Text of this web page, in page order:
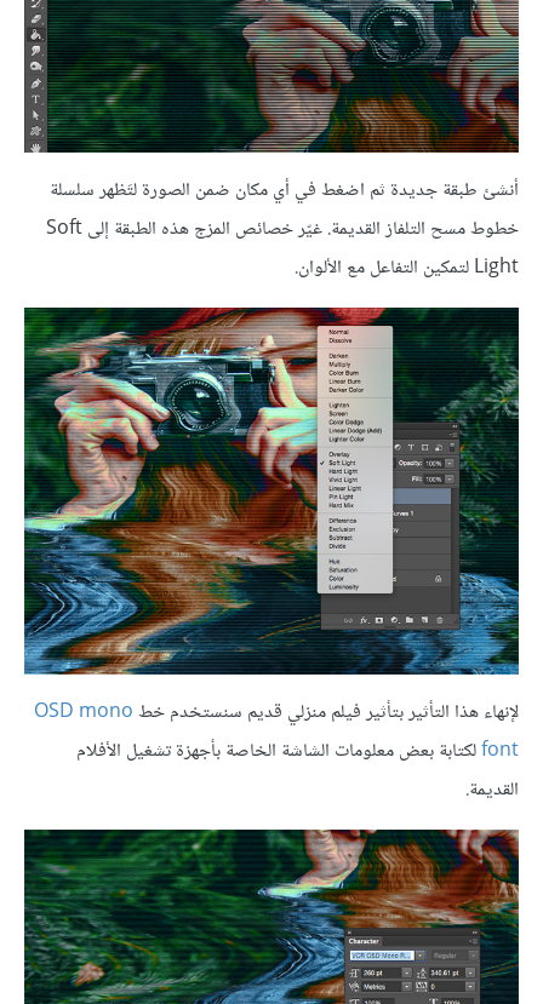
أنشئ طبقة جديدة ثم اضغط في أي مكان ضمن الصورة لتَظهر سلسلة
خطوط مسح التلفاز القديمة. غيّر خصائص المزج هذه الطبقة إلى Soft
Light لتمكين التفاعل مع الألوان.
لإنهاء هذا التأثير بتأثير فيلم منزلي قديم سنستخدم خطOSD mono
fontلكتابة بعض معلومات الشاشة الخاصة بأجهزة تشغيل الأفلام
القديمة.